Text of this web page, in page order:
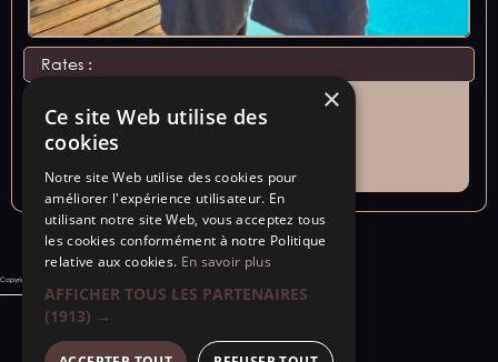
Rates :
Price per person per stay - €8
Bathrobes for sale: €50
Copyright © 2024 - SARL "Aux portes de la baie "s
×
Ce site Web utilise des
cookies
Notre site Web utilise des cookies pour
améliorer l'expérience utilisateur. En
utilisant notre site Web, vous acceptez tous
les cookies conformément à notre Politique
relative aux cookies. En savoir plus
AFFICHER TOUS LES PARTENAIRES
(1913) →